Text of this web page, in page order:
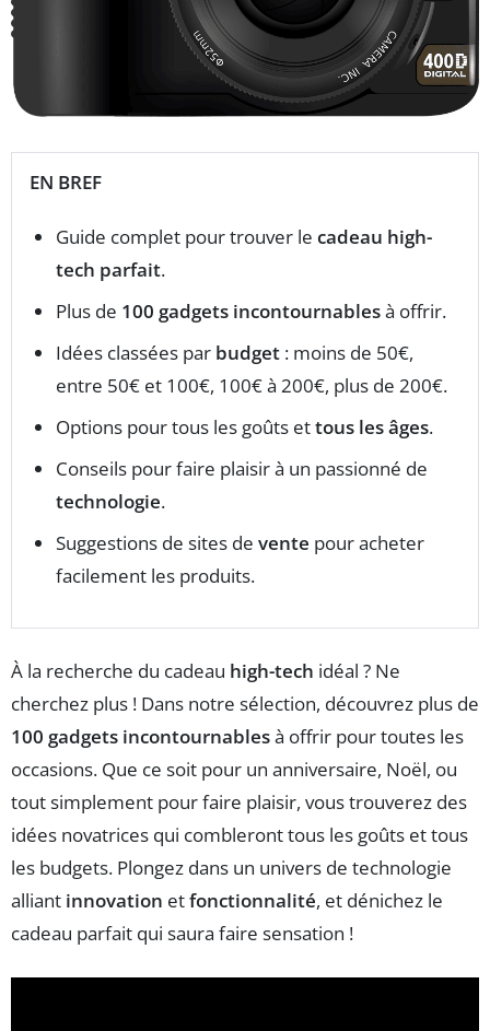
EN BREF
Guide complet pour trouver le cadeau high-
tech parfait.
Plus de 100 gadgets incontournablesà offrir.
Idées classées par budget : moins de 50€,
entre 50€ et 100€, 100€ à 200€, plus de 200€.
Options pour tous les goûts ettous les âges.
Conseils pour faire plaisir à un passionné de
technologie.
Suggestions de sites de vente pour acheter
facilement les produits.
À la recherche du cadeau high-tech idéal ? Ne
cherchez plus ! Dans notre sélection, découvrez plus de
100 gadgets incontournablesà offrir pour toutes les
occasions. Que ce soit pour un anniversaire, Noël, ou
tout simplement pour faire plaisir, vous trouverez des
idées novatrices qui combleront tous les goûts et tous
les budgets. Plongez dans un univers de technologie
alliant innovation etfonctionnalité, et dénichez le
cadeau parfait qui saura faire sensation !